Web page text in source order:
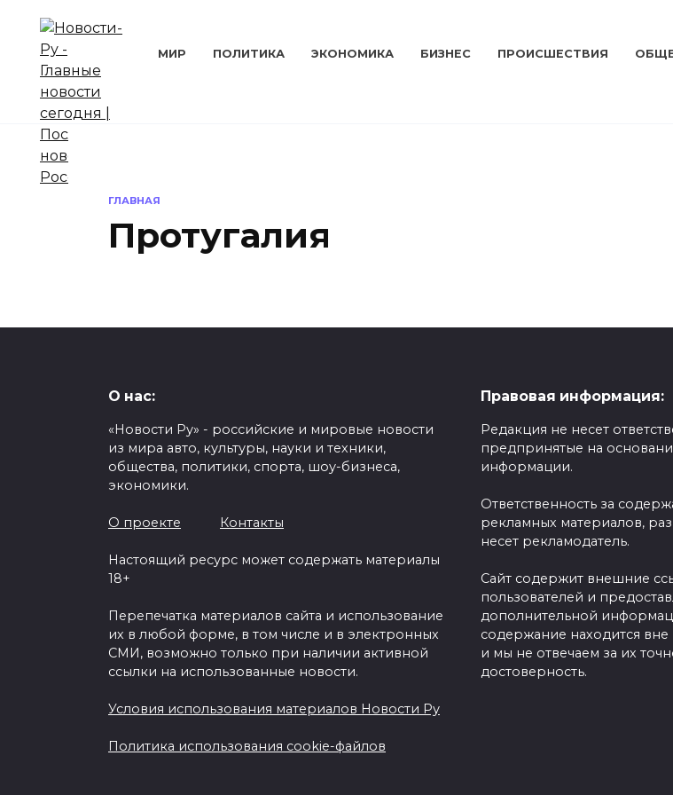
содержанию
МИР ПОЛИТИКА ЭКОНОМИКА БИЗНЕС ПРОИСШЕСТВИЯ
ГЛАВНАЯ
Протугалия
К. Роналду открыл собственный
отель и музей своего имени на
«винном острове»
О нас:
«Новости Ру» - российские и мировые новости
из мира авто, культуры, науки и техники,
общества, политики, спорта, шоу-бизнеса,
экономики.
О проекте Контакты
Настоящий ресурс может содержать материалы
18+
Перепечатка материалов сайта и использование
их в любой форме, в том числе и в электронных
СМИ, возможно только при наличии активной
ссылки на использованные новости.
Условия использования материалов Новости Ру
Политика использования cookie-файлов
Правовая информация:
Редакция не несет
предпринятые на
информации.
Ответственность за
рекламных материалов,
несет рекламодатель.
Сайт содержит внешние
пользователей и
дополнительной
содержание находится
и мы не отвечаем за их
достоверность.